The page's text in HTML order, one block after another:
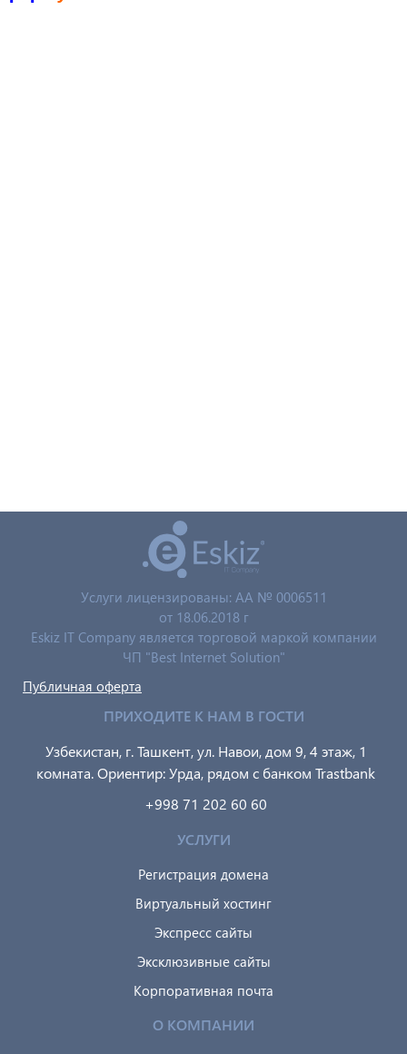
Услуги лицензированы: AA № 0006511
от 18.06.2018 г
Eskiz IT Company является торговой маркой компании
ЧП "Best Internet Solution"
Публичная оферта
ПРИХОДИТЕ К НАМ В ГОСТИ
Узбекистан, г. Ташкент, ул. Навои, дом 9, 4 этаж, 1
комната. Ориентир: Урда, рядом с банком Trastbank
+998 71 202 60 60
УСЛУГИ
Регистрация домена
Виртуальный хостинг
Экспресс сайты
Эксклюзивные сайты
Корпоративная почта
О КОМПАНИИ